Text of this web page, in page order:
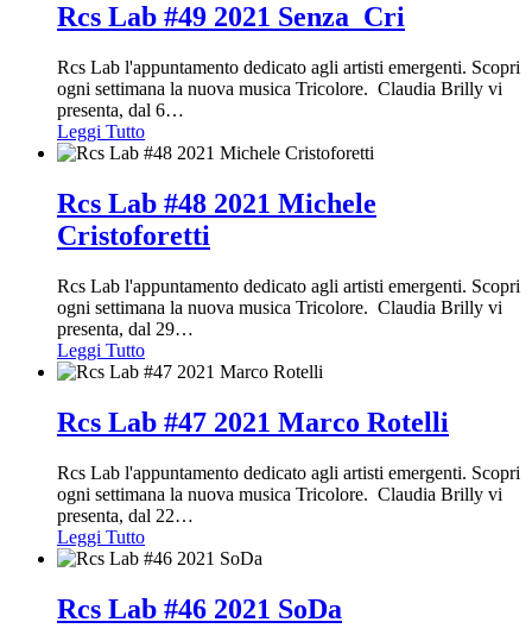
Rcs Lab #49 2021 Senza_Cri
Rcs Lab l'appuntamento dedicato agli artisti emergenti. Scopri
ogni settimana la nuova musica Tricolore. Claudia Brilly vi
presenta, dal 6…
Leggi Tutto
Rcs Lab #48 2021 Michele
Cristoforetti
Rcs Lab l'appuntamento dedicato agli artisti emergenti. Scopri
ogni settimana la nuova musica Tricolore. Claudia Brilly vi
presenta, dal 29…
Leggi Tutto
Rcs Lab #47 2021 Marco Rotelli
Rcs Lab l'appuntamento dedicato agli artisti emergenti. Scopri
ogni settimana la nuova musica Tricolore. Claudia Brilly vi
presenta, dal 22…
Leggi Tutto
Rcs Lab #46 2021 SoDa